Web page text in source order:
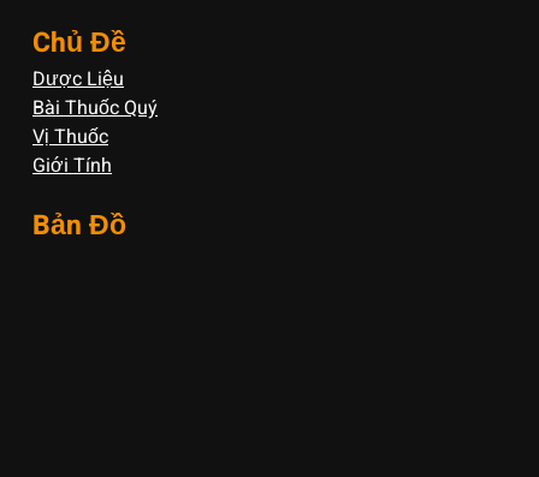
Chủ Đề
Dược Liệu
Bài Thuốc Quý
Vị Thuốc
Giới Tính
Bản Đồ